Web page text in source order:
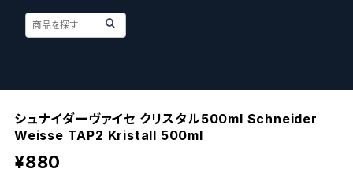
シュナイダーヴァイセ クリスタル500ml Schneider
Weisse TAP2 Kristall 500ml
¥880